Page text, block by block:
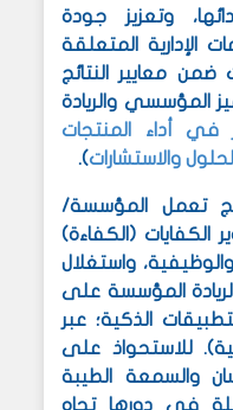
وتعزيز جودة
الإدارية المتعلقة
ضمن معايير النتائج
المؤسسي والريادة
في أداء المنتجات
والاستشارات).
تعمل المؤسسة/
الكفايات (الكفاءة)
واستغلال
لريادة المؤسسة على
الذكية؛ عبر
للاستحواذ على
والسمعة الطيبة
في دورها تجاه